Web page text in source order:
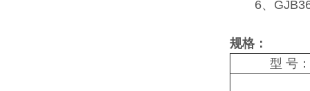
6、
规格：
型 号